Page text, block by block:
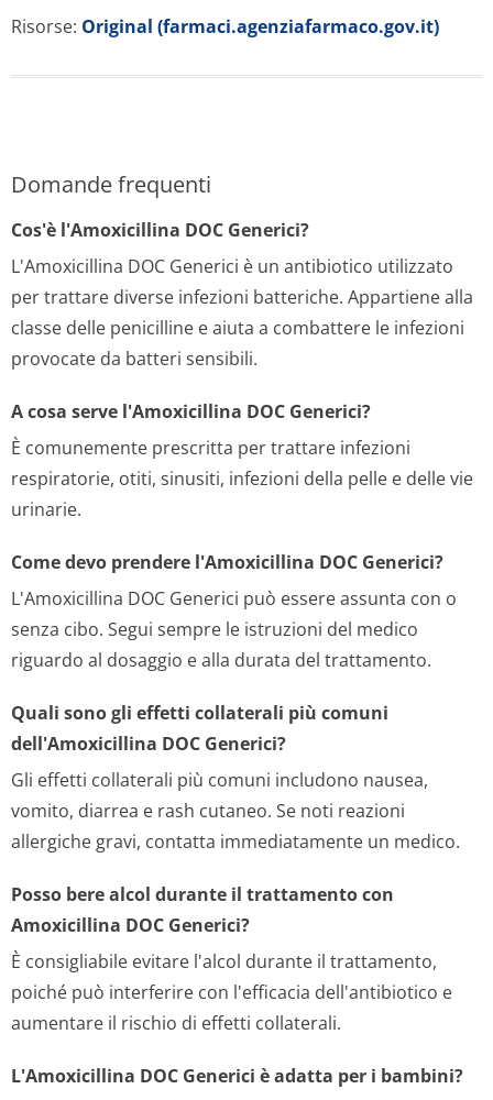
Risorse: Original (farmaci.agenziafarmaco.gov.it)
Domande frequenti
Cos'è l'Amoxicillina DOC Generici?
L'Amoxicillina DOC Generici è un antibiotico utilizzato
per trattare diverse infezioni batteriche. Appartiene alla
classe delle penicilline e aiuta a combattere le infezioni
provocate da batteri sensibili.
A cosa serve l'Amoxicillina DOC Generici?
È comunemente prescritta per trattare infezioni
respiratorie, otiti, sinusiti, infezioni della pelle e delle vie
urinarie.
Come devo prendere l'Amoxicillina DOC Generici?
L'Amoxicillina DOC Generici può essere assunta con o
senza cibo. Segui sempre le istruzioni del medico
riguardo al dosaggio e alla durata del trattamento.
Quali sono gli effetti collaterali più comuni
dell'Amoxicillina DOC Generici?
Gli effetti collaterali più comuni includono nausea,
vomito, diarrea e rash cutaneo. Se noti reazioni
allergiche gravi, contatta immediatamente un medico.
Posso bere alcol durante il trattamento con
Amoxicillina DOC Generici?
È consigliabile evitare l'alcol durante il trattamento,
poiché può interferire con l'efficacia dell'antibiotico e
aumentare il rischio di effetti collaterali.
L'Amoxicillina DOC Generici è adatta per i bambini?